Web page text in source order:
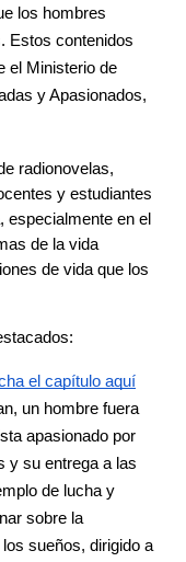
los hombres
Estos contenidos
el Ministerio de
y Apasionados,
radionovelas,
y estudiantes
en el
de la vida
de vida que los
el capítulo aquí
un hombre fuera
apasionado por
y su entrega a las
de lucha y
sobre la
sueños, dirigido a